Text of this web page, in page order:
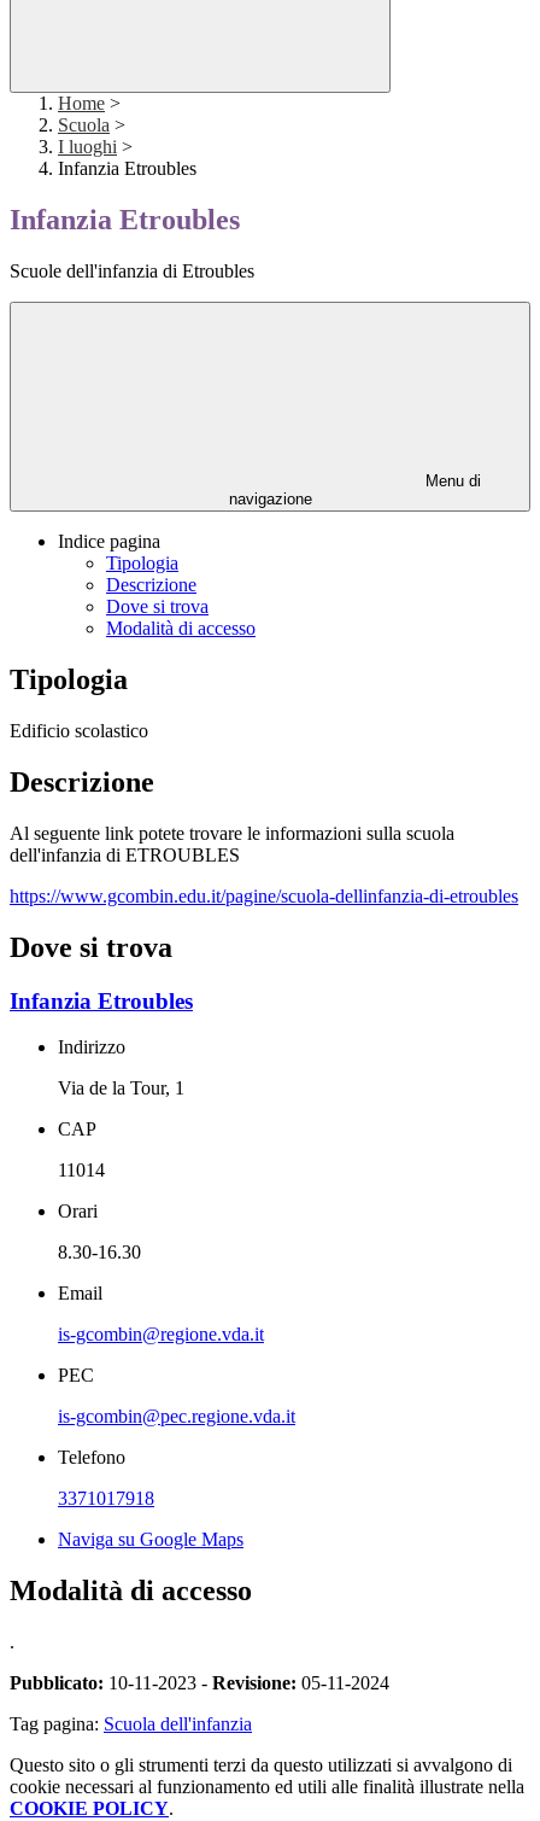
Home >
Scuola >
I luoghi >
Infanzia Etroubles
Infanzia Etroubles
Scuole dell'infanzia di Etroubles
Menu di
navigazione
Indice pagina
Tipologia
Descrizione
Dove si trova
Modalità di accesso
Tipologia
Edificio scolastico
Descrizione
Al seguente link potete trovare le informazioni sulla scuola
dell'infanzia di ETROUBLES
https://www.gcombin.edu.it/pagine/scuola-dellinfanzia-di-etroubles
Dove si trova
Infanzia Etroubles
Indirizzo
Via de la Tour, 1
CAP
11014
Orari
8.30-16.30
Email
is-gcombin@regione.vda.it
PEC
is-gcombin@pec.regione.vda.it
Telefono
3371017918
Naviga su Google Maps
Modalità di accesso
.
Pubblicato: 10-11-2023 - Revisione: 05-11-2024
Tag pagina: Scuola dell'infanzia
Questo sito o gli strumenti terzi da questo utilizzati si avvalgono di
cookie necessari al funzionamento ed utili alle finalità illustrate nella
COOKIE POLICY.